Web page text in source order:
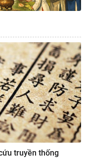
truyền thống